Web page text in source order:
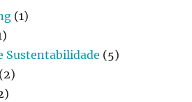
(1)
Sustentabilidade (5)
(2)